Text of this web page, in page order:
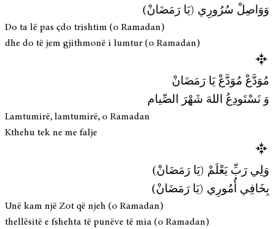
وَوَاصِلْ سُرُورِي (يَا رَمَضَانْ)
Do ta lë pas çdo trishtim (o Ramadan)
dhe do të jem gjithmonë i lumtur (o Ramadan)
مُوَدَّعْ مُوَدَّعْ يَا رَمَضَانْ
وَ نَسْتَودِعُ اللهَ شَهْرَ الصِّيام
Lamtumirë, lamtumirë, o Ramadan
Kthehu tek ne me falje
وَلِي رَبِّ يَعْلَمْ (يَا رَمَضَانْ)
بِخَافِي أُمُورِي (يَا رَمَضَانْ)
Unë kam një Zot që njeh (o Ramadan)
thellësitë e fshehta të punëve të mia (o Ramadan)